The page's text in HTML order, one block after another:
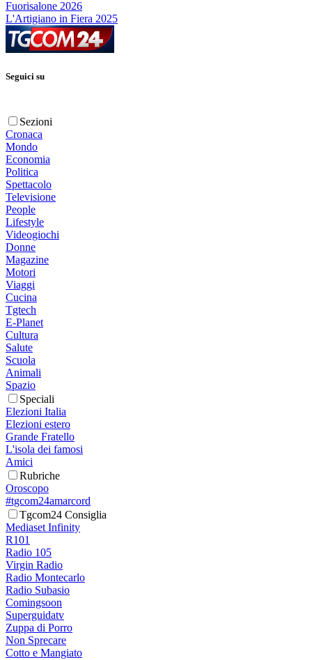
Fuorisalone 2026
L'Artigiano in Fiera 2025
Seguici su
Sezioni
Cronaca
Mondo
Economia
Politica
Spettacolo
Televisione
People
Lifestyle
Videogiochi
Donne
Magazine
Motori
Viaggi
Cucina
Tgtech
E-Planet
Cultura
Salute
Scuola
Animali
Spazio
Speciali
Elezioni Italia
Elezioni estero
Grande Fratello
L'isola dei famosi
Amici
Rubriche
Oroscopo
#tgcom24amarcord
Tgcom24 Consiglia
Mediaset Infinity
R101
Radio 105
Virgin Radio
Radio Montecarlo
Radio Subasio
Comingsoon
Superguidatv
Zuppa di Porro
Non Sprecare
Cotto e Mangiato